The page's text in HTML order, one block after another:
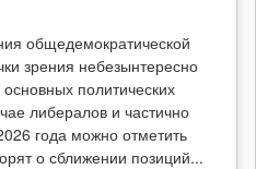
общедемократической
зрения небезынтересно
политических
либералов и частично
года можно отметить
о сближении позиций...